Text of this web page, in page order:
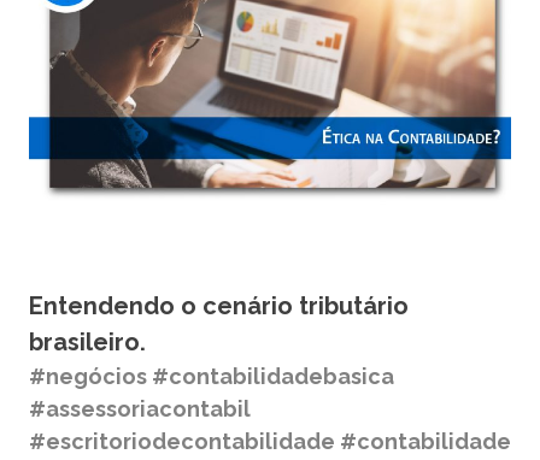
Entendendo o cenário tributário
brasileiro.
#negócios #contabilidadebasica
#assessoriacontabil
#escritoriodecontabilidade #contabilidade